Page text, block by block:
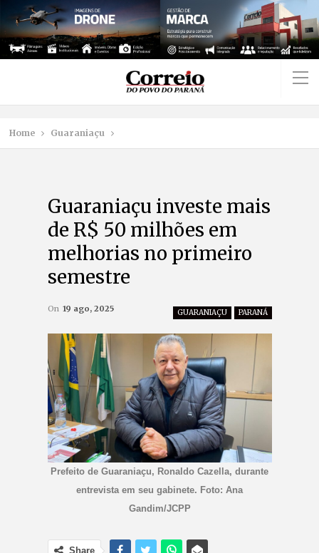
Home Guaraniaçu
Guaraniaçu investe mais
de R$ 50 milhões em
melhorias no primeiro
semestre
GUARANIAÇU PARANÁ
On 19 ago, 2025
Prefeito de Guaraniaçu, Ronaldo Cazella, durante
entrevista em seu gabinete. Foto: Ana
Gandim/JCPP
Share